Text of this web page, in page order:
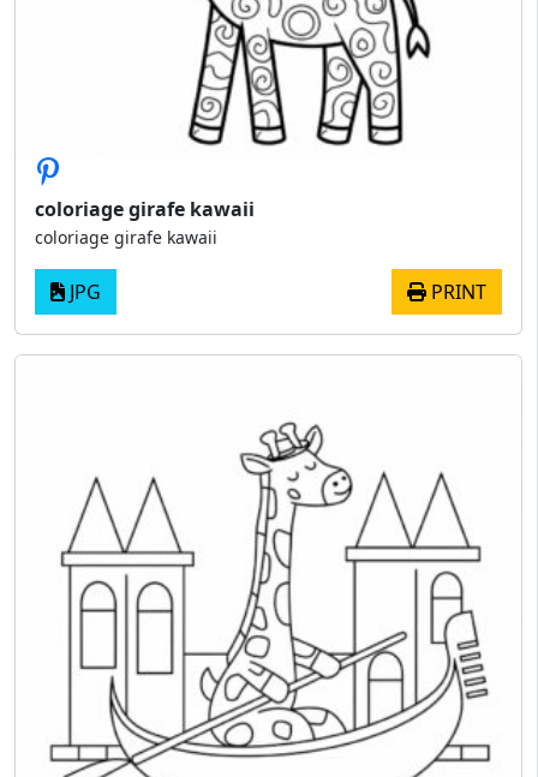
coloriage girafe kawaii
coloriage girafe kawaii
JPG PRINT